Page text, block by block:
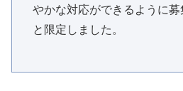
やかな対応ができるように募
と限定しました。